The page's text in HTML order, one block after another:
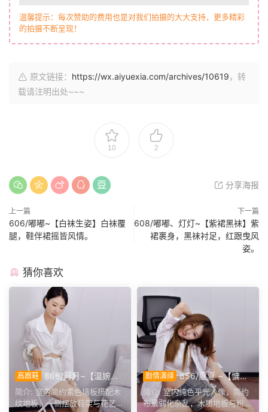
温馨提示：每次赞助的费用也是对我们拍摄的大大支持，更多精彩
的拍摄不断呈现！
原文链接： https://wx.aiyuexia.com/archives/10619，转
载请注明出处~~~
10 2
分享海报
上一篇
606/嘟嘟~【白袜生姿】白袜覆
腿，鞋伴裙摇皆风情。
下一篇
608/嘟嘟、灯灯~【紫裙黑袜】紫
裙裹身，黑袜衬足，红跟曳风
姿。
猜你喜欢
高跟鞋
866/月月~【温婉知
性】白衬衫包臀短裙，短薄袜
配黑跟鞋尽显优雅气质。
简介: 室内简约素色墙板搭配木
纹地板，一侧摆放鞋架与花艺小
剧情演绎 856/夏夏 ~【慵懒
人像】白衫牛仔搭配帆布
鞋，，多样瘫软舒展动作诠释
简介: 室内纯色平光人像，简约
布景弱化杂乱，木质地板与粉色